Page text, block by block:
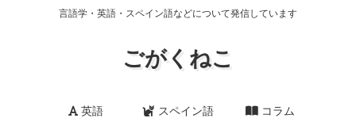
言語学・英語・スペイン語などについて発信しています
ごがくねこ
英語 スペイン語 コラム